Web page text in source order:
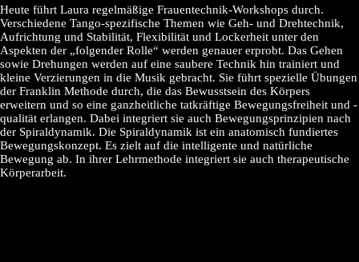
Heute führt Laura regelmäßige Frauentechnik-Workshops durch.
Verschiedene Tango-spezifische Themen wie Geh- und Drehtechnik,
Aufrichtung und Stabilität, Flexibilität und Lockerheit unter den
Aspekten der „folgender Rolle“ werden genauer erprobt. Das Gehen
sowie Drehungen werden auf eine saubere Technik hin trainiert und
kleine Verzierungen in die Musik gebracht. Sie führt spezielle Übungen
der Franklin Methode durch, die das Bewusstsein des Körpers
erweitern und so eine ganzheitliche tatkräftige Bewegungsfreiheit und -
qualität erlangen. Dabei integriert sie auch Bewegungsprinzipien nach
der Spiraldynamik. Die Spiraldynamik ist ein anatomisch fundiertes
Bewegungskonzept. Es zielt auf die intelligente und natürliche
Bewegung ab. In ihrer Lehrmethode integriert sie auch therapeutische
Körperarbeit.